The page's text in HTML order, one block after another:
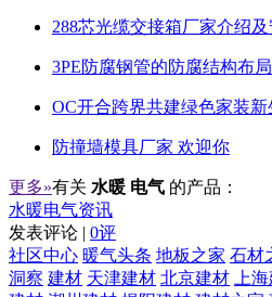
288芯光缆交接箱厂家介绍
3PE防腐钢管的防腐结构布
OC开合跨界共建绿色家装新
防撞墙模具厂家 欢迎你
更多»有关 水暖 电气 的产品：
水暖电气资讯
发表评论 | 0评
社区中心 暖气头条 地板之家 石材
洞察 建材 天津建材 北京建材 上